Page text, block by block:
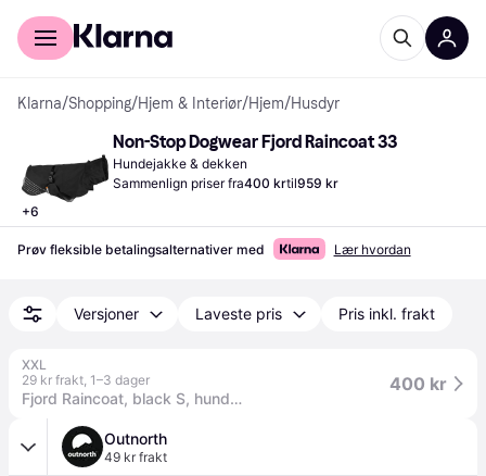
For kunder
Klarna/Shopping/Hjem & Interiør/Hjem/Husdyr
+6
Non-Stop Dogwear Fjord Raincoat 33
Hundejakke & dekken
Sammenlign priser fra400 krtil959 kr
Prøv fleksible betalingsalternativer med Lær hvordan
Versjoner Laveste pris Pris inkl. frakt
XXL
29 kr frakt, 1–3 dager
Fjord Raincoat, black S, hundeutstyr
400 kr
Outnorth
49 kr frakt